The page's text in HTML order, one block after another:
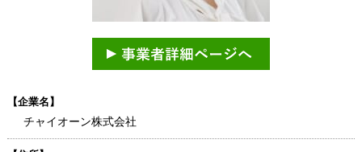
【企業名】
チャイオーン株式会社